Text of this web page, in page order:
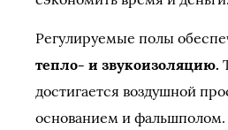
Регулируемые полы
тепло- и звукоизоляцию.
достигается воздушной
основанием и